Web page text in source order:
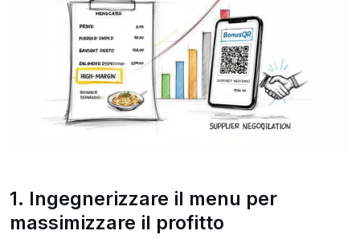
1. Ingegnerizzare il menu per
massimizzare il profitto